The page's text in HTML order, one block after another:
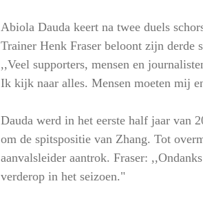
Abiola Dauda keert na twee duels
Trainer Henk Fraser beloont zijn derde
,,Veel supporters, mensen en
Ik kijk naar alles. Mensen moeten mij
Dauda werd in het eerste half jaar van
om de spitspositie van Zhang. Tot
aanvalsleider aantrok. Fraser:
verderop in het seizoen."